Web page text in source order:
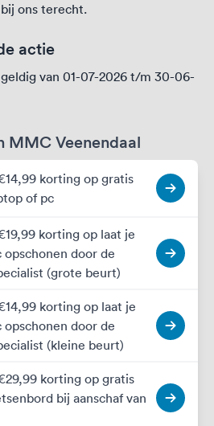
ons terecht.
actie
van 01-07-2026 t/m 30-06-
MMC Veenendaal
korting op gratis
of pc
korting op laat je
opschonen door de
(grote beurt)
korting op laat je
opschonen door de
(kleine beurt)
korting op gratis
bij aanschaf van